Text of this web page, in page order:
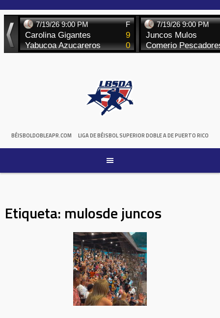
to
content
BÉISBOLDOBLEAPR.COM LIGA DE BÉISBOL SUPERIOR DOBLE A DE PUERTO RICO
Etiqueta: mulosde juncos